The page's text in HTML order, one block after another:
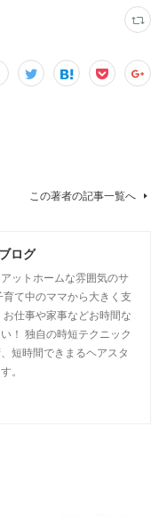
この著者の記事一覧へ
ログ
ットホームな雰囲気のサ
て中のママから大きく支
仕事や家事などお時間な
！ 独自の時短テクニック
短時間できまるヘアスタ
。